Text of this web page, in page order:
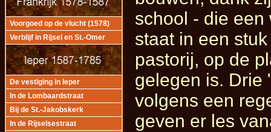
Voorgoed op de vlucht (1578)
Verblijf in Rijsel en St.-Omer
De vestiging in Ieper
In de Lombaardstraat
Bij de St.-Jakobskerk
In de Rijselsestraat
school - die
staat in een
pastorij, op de
gelegen is. Drie
volgens een
geven er les